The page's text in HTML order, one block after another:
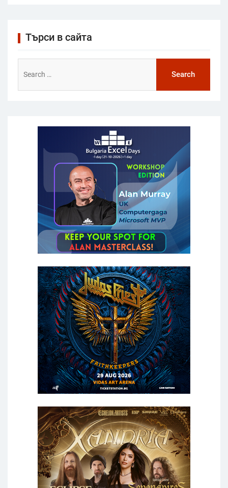
Търси в сайта
for: